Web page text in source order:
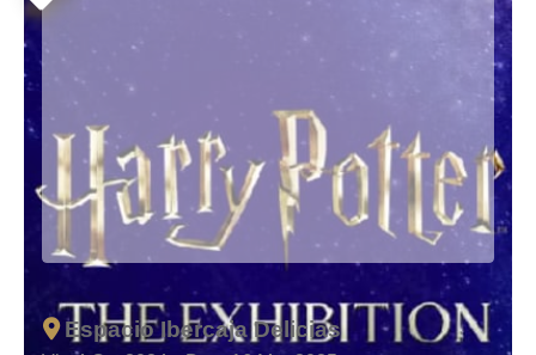
Espacio Ibercaja Delicias